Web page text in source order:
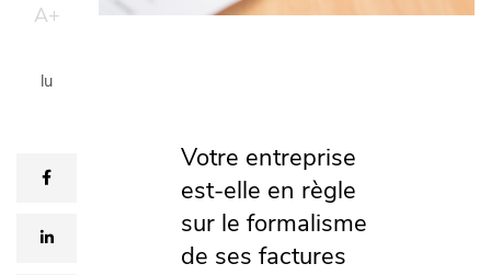
A+
lu
facebook
linkedin
Votre entreprise
est-elle en règle
sur le formalisme
de ses factures